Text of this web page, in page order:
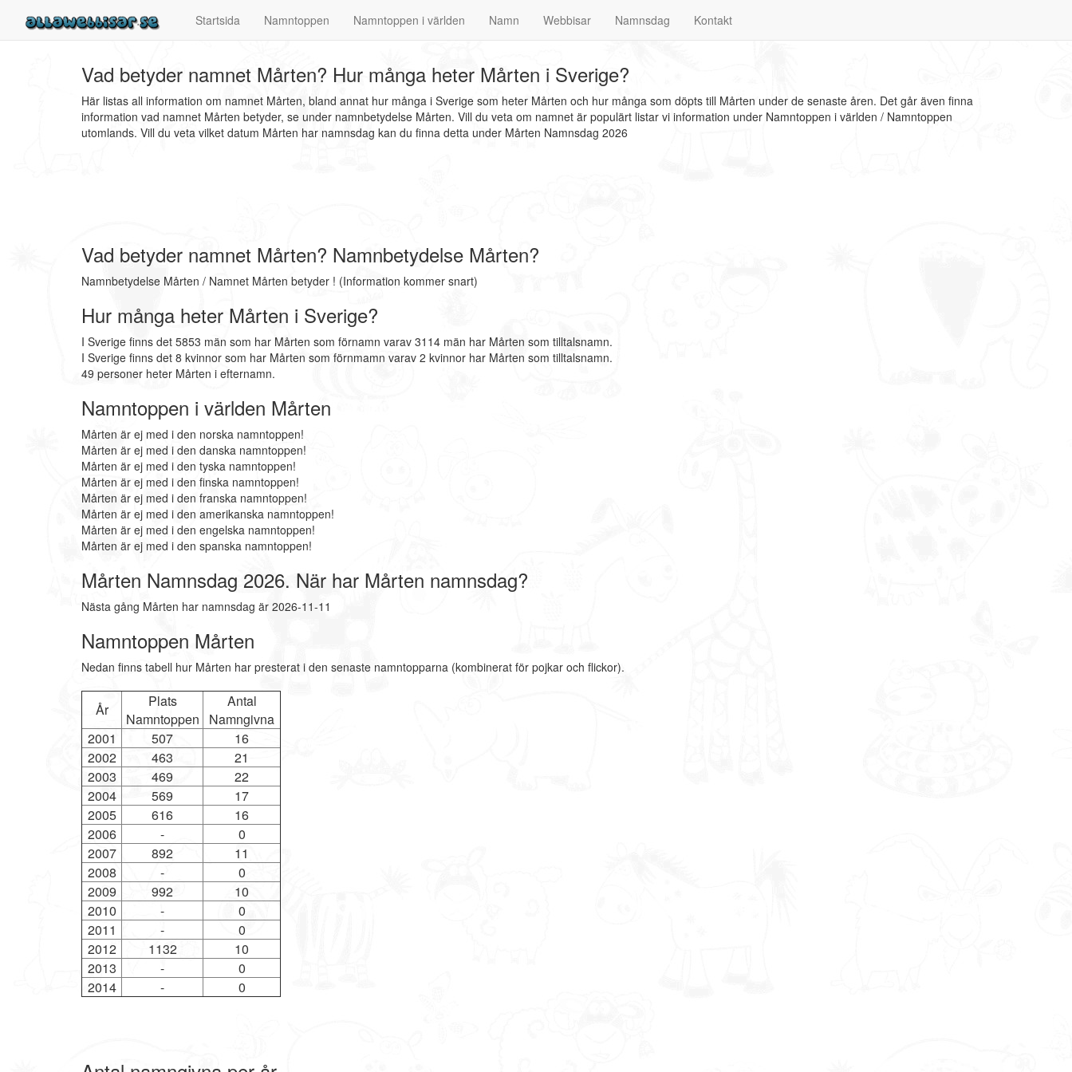
Startsida Namntoppen Namntoppen i världen Namn Webbisar Namnsdag Kontakt
Vad betyder namnet Mårten? Hur många heter Mårten i Sverige?
Här listas all information om namnet Mårten, bland annat hur många i Sverige som heter Mårten och hur många som döpts till Mårten under de senaste åren. Det går även finna
information vad namnet Mårten betyder, se under namnbetydelse Mårten. Vill du veta om namnet är populärt listar vi information under Namntoppen i världen / Namntoppen
utomlands. Vill du veta vilket datum Mårten har namnsdag kan du finna detta under Mårten Namnsdag 2026
Vad betyder namnet Mårten? Namnbetydelse Mårten?
Namnbetydelse Mårten / Namnet Mårten betyder ! (Information kommer snart)
Hur många heter Mårten i Sverige?
I Sverige finns det 5853 män som har Mårten som förnamn varav 3114 män har Mårten som tilltalsnamn.
I Sverige finns det 8 kvinnor som har Mårten som förnmamn varav 2 kvinnor har Mårten som tilltalsnamn.
49 personer heter Mårten i efternamn.
Namntoppen i världen Mårten
Mårten är ej med i den norska namntoppen!
Mårten är ej med i den danska namntoppen!
Mårten är ej med i den tyska namntoppen!
Mårten är ej med i den finska namntoppen!
Mårten är ej med i den franska namntoppen!
Mårten är ej med i den amerikanska namntoppen!
Mårten är ej med i den engelska namntoppen!
Mårten är ej med i den spanska namntoppen!
Mårten Namnsdag 2026. När har Mårten namnsdag?
Nästa gång Mårten har namnsdag är 2026-11-11
Namntoppen Mårten
Nedan finns tabell hur Mårten har presterat i den senaste namntopparna (kombinerat för pojkar och flickor).
År
Plats
Namntoppen
Antal
Namngivna
2001
507
16
2002
463
21
2003
469
22
2004
569
17
2005
616
16
2006
-
0
2007
892
11
2008
-
0
2009
992
10
2010
-
0
2011
-
0
2012
1132
10
2013
-
0
2014
- 0